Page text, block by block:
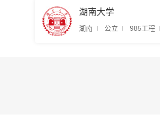
湖南大学
湖南 公立 985工程